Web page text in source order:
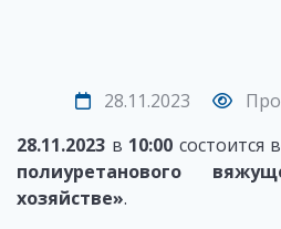
28.11.2023
28.11.2023 в 10:00 состоится
полиуретанового
хозяйстве».